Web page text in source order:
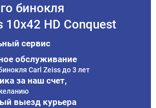
бинокля
10x42 HD Conquest
сервис
обслуживание
Carl Zeiss до 3 лет
за наш счет,
выезд курьера